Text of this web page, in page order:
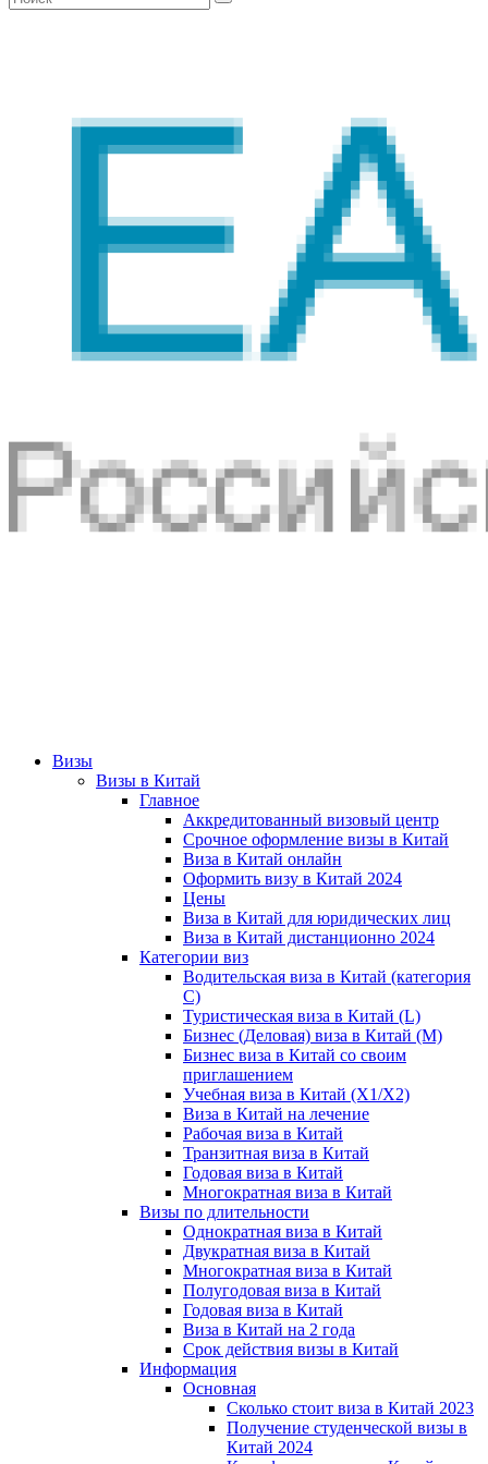
Визы
Визы в Китай
Главное
Аккредитованный визовый центр
Срочное оформление визы в Китай
Виза в Китай онлайн
Оформить визу в Китай 2024
Цены
Виза в Китай для юридических лиц
Виза в Китай дистанционно 2024
Категории виз
Водительская виза в Китай (категория
С)
Туристическая виза в Китай (L)
Бизнес (Деловая) виза в Китай (M)
Бизнес виза в Китай со своим
приглашением
Учебная виза в Китай (X1/X2)
Виза в Китай на лечение
Рабочая виза в Китай
Транзитная виза в Китай
Годовая виза в Китай
Многократная виза в Китай
Визы по длительности
Однократная виза в Китай
Двукратная виза в Китай
Многократная виза в Китай
Полугодовая виза в Китай
Годовая виза в Китай
Виза в Китай на 2 года
Срок действия визы в Китай
Информация
Основная
Сколько стоит виза в Китай 2023
Получение студенческой визы в
Китай 2024